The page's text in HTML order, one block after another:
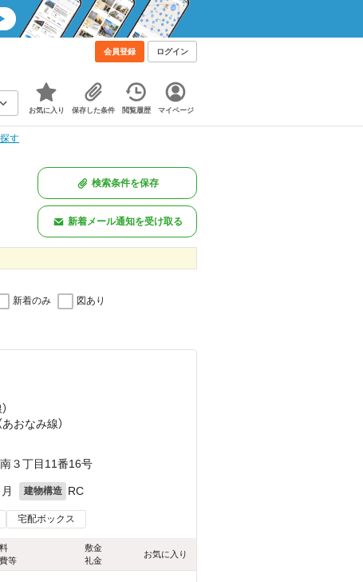
会員登録 ログイン
お気に入り 保存した条件 閲覧履歴 マイページ
す
検索条件を保存
新着メール通知を受け取る
新着のみ 図あり
あおなみ線）
３丁目11番16号
建物構造 RC
宅配ボックス
等
敷金
礼金
お気に入り